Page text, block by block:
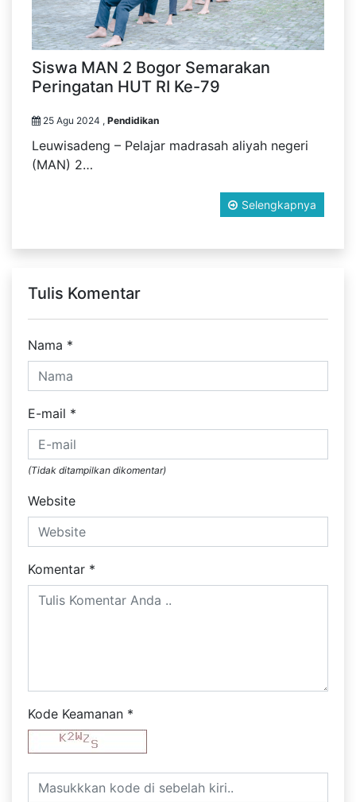
Siswa MAN 2 Bogor Semarakan
Peringatan HUT RI Ke-79
25 Agu 2024 , Pendidikan
Leuwisadeng – Pelajar madrasah aliyah negeri
(MAN) 2…
Selengkapnya
Tulis Komentar
Nama *
E-mail *
(Tidak ditampilkan dikomentar)
Website
Komentar *
Kode Keamanan *